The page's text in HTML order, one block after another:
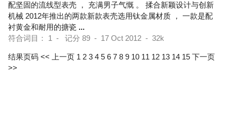
配坚固的流线型表壳 ， 充满男子气慨 。 揉合新颖设计与创新
机械 2012年推出的两款新款表壳选用钛金属材质 ， 一款是配
衬黄金和耐用的搪瓷 ...
符合词目： 1 - 记分 89 - 17 Oct 2012 - 32k
结果页码 << 上一页 1 2 3 4 5 6 7 8 9 10 11 12 13 14 15 下一页
>>